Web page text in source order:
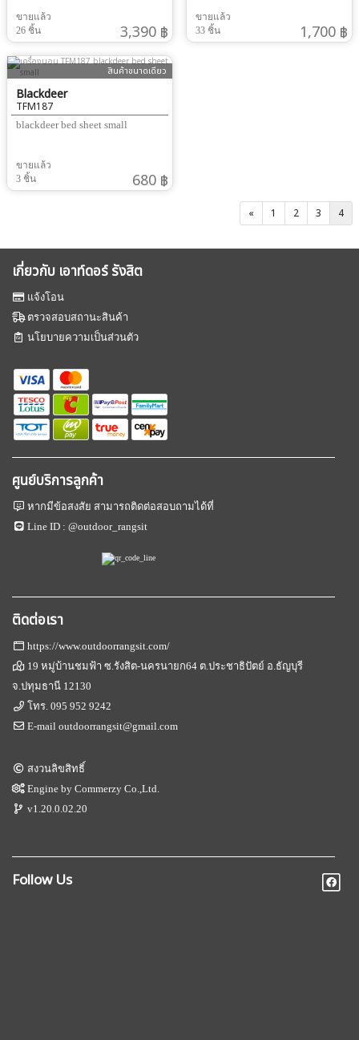
ขายแล้ว
26 ชิ้น
3,390 ฿
ขายแล้ว
33 ชิ้น
1,700 ฿
สินค้าขนาดเดียว
Blackdeer
TFM187
blackdeer bed sheet small
ขายแล้ว
3 ชิ้น
680 ฿
« 1 2 3 4
เกี่ยวกับ เอาท์ดอร์ รังสิต
แจ้งโอน
ตรวจสอบสถานะสินค้า
นโยบายความเป็นส่วนตัว
ศูนย์บริการลูกค้า
หากมีข้อสงสัย สามารถติดต่อสอบถามได้ที่
Line ID :@outdoor_rangsit
ติดต่อเรา
https://www.outdoorrangsit.com/
19 หมู่บ้านชมฟ้า ซ.รังสิต-นครนายก64 ต.ประชาธิปัตย์ อ.ธัญบุรี
จ.ปทุมธานี 12130
โทร.095 952 9242
E-mailoutdoorrangsit@gmail.com
สงวนลิขสิทธิ์
Engine byCommerzy Co.,Ltd.
v1.20.0.02.20
Follow Us